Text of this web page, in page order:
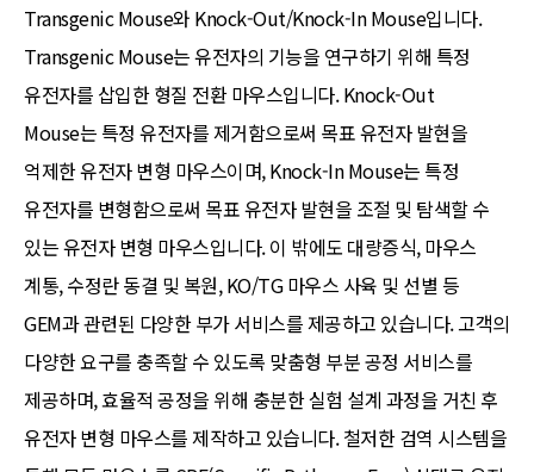
Transgenic Mouse와 Knock-Out/Knock-In Mouse입니다.
Transgenic Mouse는 유전자의 기능을 연구하기 위해 특정
유전자를 삽입한 형질 전환 마우스입니다. Knock-Out
Mouse는 특정 유전자를 제거함으로써 목표 유전자 발현을
억제한 유전자 변형 마우스이며, Knock-In Mouse는 특정
유전자를 변형함으로써 목표 유전자 발현을 조절 및 탐색할 수
있는 유전자 변형 마우스입니다. 이 밖에도 대량증식, 마우스
계통, 수정란 동결 및 복원, KO/TG 마우스 사육 및 선별 등
GEM과 관련된 다양한 부가 서비스를 제공하고 있습니다. 고객의
다양한 요구를 충족할 수 있도록 맞춤형 부분 공정 서비스를
제공하며, 효율적 공정을 위해 충분한 실험 설계 과정을 거친 후
유전자 변형 마우스를 제작하고 있습니다. 철저한 검역 시스템을